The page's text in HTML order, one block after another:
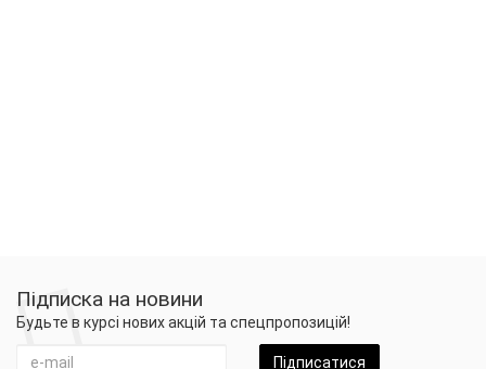
Підписка на новини
Будьте в курсі нових акцій та спецпропозицій!
Підписатися